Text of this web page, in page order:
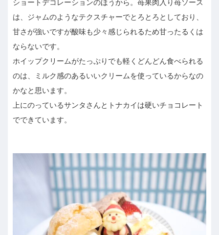
ショートデコレーションのほうから。苺果肉入り苺ソース
は、ジャムのようなテクスチャーでとろとろとしており、
甘さが強いですが酸味も少々感じられるため甘ったるくは
ならないです。
ホイップクリームがたっぷりでも軽くどんどん食べられる
のは、ミルク感のあるいいクリームを使っているからなの
かなと思います。
上にのっているサンタさんとトナカイは硬いチョコレート
でできています。